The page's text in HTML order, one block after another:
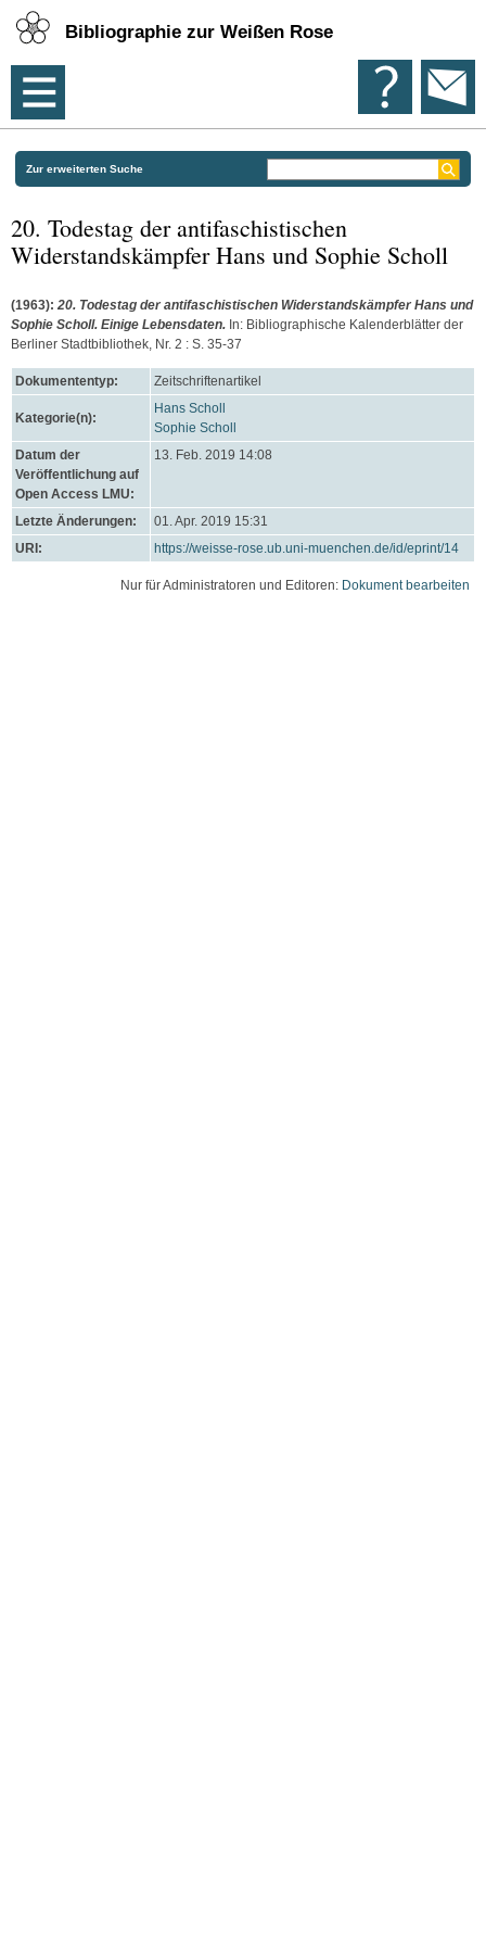
Bibliographie zur Weißen Rose
Zur erweiterten Suche
20. Todestag der antifaschistischen
Widerstandskämpfer Hans und Sophie Scholl
(1963): 20. Todestag der antifaschistischen Widerstandskämpfer Hans und
Sophie Scholl. Einige Lebensdaten. In: Bibliographische Kalenderblätter der
Berliner Stadtbibliothek, Nr. 2 : S. 35-37
Dokumententyp: Zeitschriftenartikel
Kategorie(n):
Hans Scholl
Sophie Scholl
Datum der
Veröffentlichung auf
Open Access LMU:
13. Feb. 2019 14:08
Letzte Änderungen:
01. Apr. 2019 15:31
URI:
https://weisse-rose.ub.uni-muenchen.de/id/eprint/14
Nur für Administratoren und Editoren: Dokument bearbeiten